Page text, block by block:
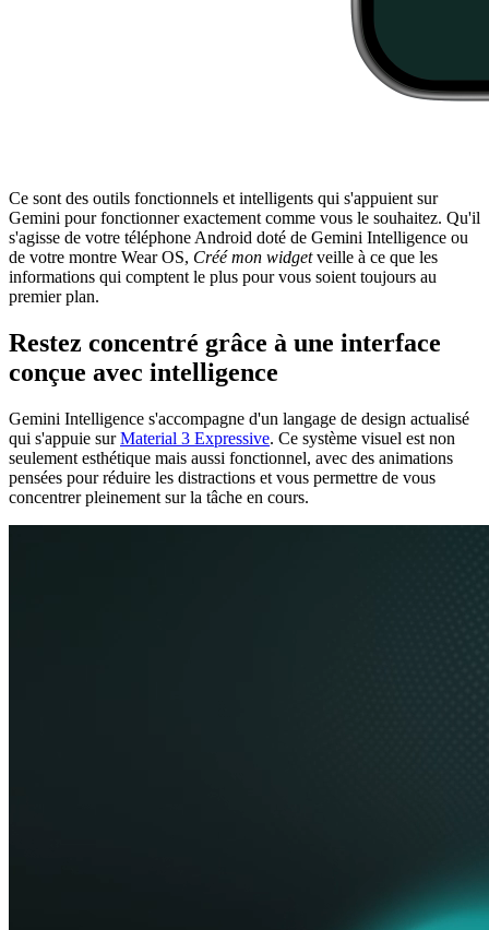
Ce sont des outils fonctionnels et intelligents qui s'appuient sur
Gemini pour fonctionner exactement comme vous le souhaitez. Qu'il
s'agisse de votre téléphone Android doté de Gemini Intelligence ou
de votre montre Wear OS, Créé mon widgetveille à ce que les
informations qui comptent le plus pour vous soient toujours au
premier plan.
Restez concentré grâce à une interface
conçue avec intelligence
Gemini Intelligence s'accompagne d'un langage de design actualisé
qui s'appuie surMaterial 3 Expressive. Ce système visuel est non
seulement esthétique mais aussi fonctionnel, avec des animations
pensées pour réduire les distractions et vous permettre de vous
concentrer pleinement sur la tâche en cours.